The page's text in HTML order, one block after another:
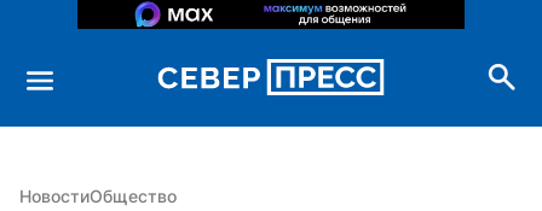
НовостиОбщество